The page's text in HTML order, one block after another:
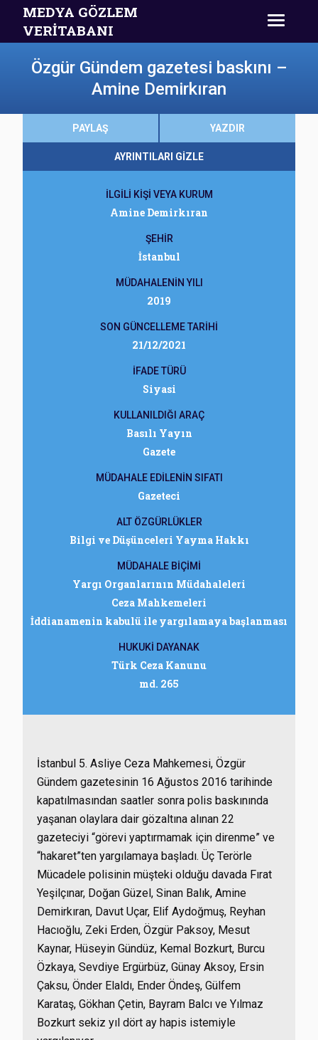
MEDYA GÖZLEM
VERİTABANI
Özgür Gündem gazetesi baskını –
Amine Demirkıran
PAYLAŞ YAZDIR
AYRINTILARI GİZLE
İLGİLİ KİŞİ VEYA KURUM
Amine Demirkıran
ŞEHİR
İstanbul
MÜDAHALENİN YILI
2019
SON GÜNCELLEME TARİHİ
21/12/2021
İFADE TÜRÜ
Siyasi
KULLANILDIĞI ARAÇ
Basılı Yayın
Gazete
MÜDAHALE EDİLENİN SIFATI
Gazeteci
ALT ÖZGÜRLÜKLER
Bilgi ve Düşünceleri Yayma Hakkı
MÜDAHALE BİÇİMİ
Yargı Organlarının Müdahaleleri
Ceza Mahkemeleri
İddianamenin kabulü ile yargılamaya başlanması
HUKUKİ DAYANAK
Türk Ceza Kanunu
md. 265
İstanbul 5. Asliye Ceza Mahkemesi, Özgür
Gündem gazetesinin 16 Ağustos 2016 tarihinde
kapatılmasından saatler sonra polis baskınında
yaşanan olaylara dair gözaltına alınan 22
gazeteciyi “görevi yaptırmamak için direnme” ve
“hakaret”ten yargılamaya başladı. Üç Terörle
Mücadele polisinin müşteki olduğu davada Fırat
Yeşilçınar, Doğan Güzel, Sinan Balık, Amine
Demirkıran, Davut Uçar, Elif Aydoğmuş, Reyhan
Hacıoğlu, Zeki Erden, Özgür Paksoy, Mesut
Kaynar, Hüseyin Gündüz, Kemal Bozkurt, Burcu
Özkaya, Sevdiye Ergürbüz, Günay Aksoy, Ersin
Çaksu, Önder Elaldı, Ender Öndeş, Gülfem
Karataş, Gökhan Çetin, Bayram Balcı ve Yılmaz
Bozkurt sekiz yıl dört ay hapis istemiyle